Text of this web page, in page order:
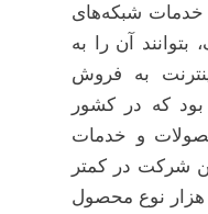
شبکه‌های
بتوانند آن را به
به فروش
بود که در کشور
و خدمات
شرکت در کمتر
نوع محصول